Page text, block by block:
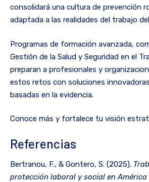
consolidará una cultura de prevención
adaptada a las realidades del trabajo
Programas de formación avanzada,
Gestión de la Salud y Seguridad en el
preparan a profesionales y
estos retos con soluciones
basadas en la evidencia.
Conoce más y fortalece tu visión
Referencias
Bertranou, F., & Gontero, S. (2025).
protección laboral y social en América